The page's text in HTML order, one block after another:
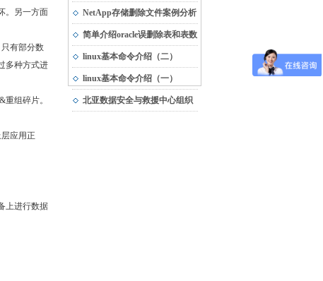
。另一方面
有部分数
多种方式进
组碎片。
应用正
上进行数据
NetApp存储删除文件案例分析
简单介绍oracle误删除表和表数
据的恢复方法
linux基本命令介绍（二）
linux基本命令介绍（一）
北亚数据安全与救援中心组织